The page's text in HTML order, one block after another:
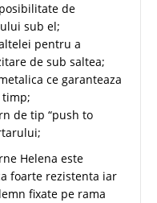
de
sub el;
pentru a
de sub saltea;
ce garanteaza
de tip “push to
Helena este
foarte rezistenta iar
fixate pe rama